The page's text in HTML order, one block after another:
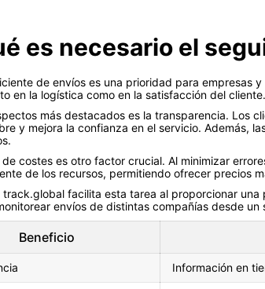
es necesario el
de envíos es una prioridad para empresas
en la logística como en la satisfacción del cliente.
más destacados es la transparencia. Los
y mejora la confianza en el servicio. Además,
costes es otro factor crucial. Al minimizar
de los recursos, permitiendo ofrecer precios
track.global facilita esta tarea al proporcionar
envíos de distintas compañías desde
Beneficio
Información en